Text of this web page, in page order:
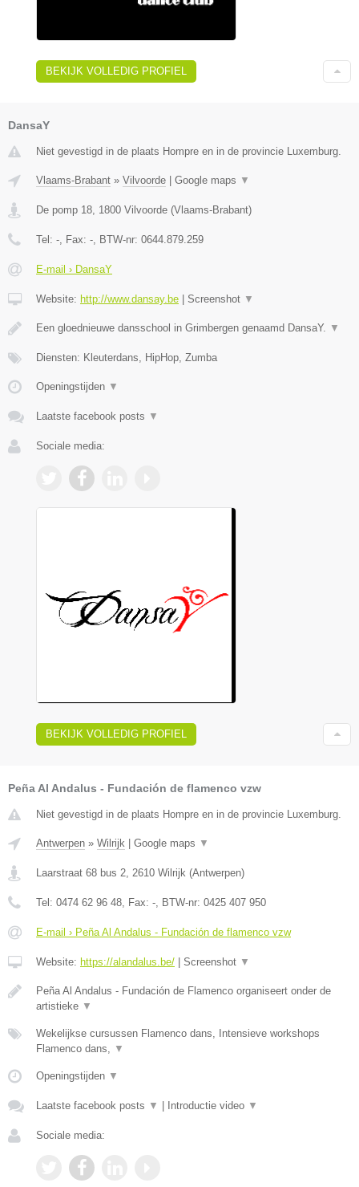
BEKIJK VOLLEDIG PROFIEL
DansaY
Niet gevestigd in de plaats Hompre en in de provincie Luxemburg.
Vlaams-Brabant » Vilvoorde | Google maps ▼
De pomp 18 1800 Vilvoorde (Vlaams-Brabant)
Tel: - , Fax: - , BTW-nr: 0644.879.259
E-mail › DansaY
Website: http://www.dansay.be | Screenshot ▼
Een gloednieuwe dansschool in Grimbergen genaamd DansaY. ▼
Diensten: Kleuterdans, HipHop, Zumba
Openingstijden ▼
Laatste facebook posts ▼
Sociale media:
BEKIJK VOLLEDIG PROFIEL
Peña Al Andalus - Fundación de flamenco vzw
Niet gevestigd in de plaats Hompre en in de provincie Luxemburg.
Antwerpen » Wilrijk | Google maps ▼
Laarstraat 68 bus 2 2610 Wilrijk (Antwerpen)
Tel: 0474 62 96 48 , Fax: - , BTW-nr: 0425 407 950
E-mail › Peña Al Andalus - Fundación de flamenco vzw
Website: https://alandalus.be/ | Screenshot ▼
Peña Al Andalus - Fundación de Flamenco organiseert onder de
artistieke ▼
Wekelijkse cursussen Flamenco dans, Intensieve workshops
Flamenco dans,
▼
Openingstijden ▼
Laatste facebook posts ▼ | Introductie video ▼
Sociale media: